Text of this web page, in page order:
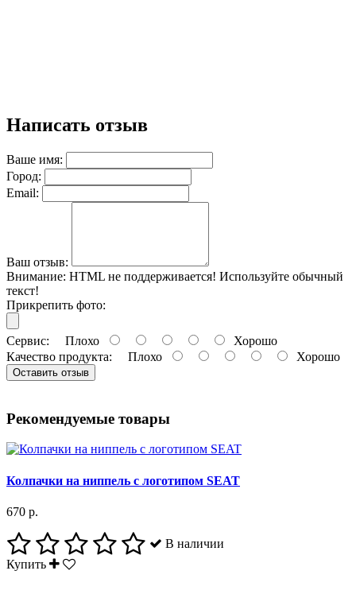
Написать отзыв
Ваше имя:
Город:
Email:
Ваш отзыв:
Внимание: HTML не поддерживается! Используйте обычный
текст!
Прикрепить фото:
Сервис: Плохо
Хорошо
Качество продукта:
Плохо Хорошо
Оставить отзыв
Рекомендуемые товары
Колпачки на ниппель с логотипом SEAT
670 р.
В наличии
Купить